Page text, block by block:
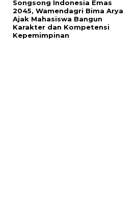
Songsong Indonesia Emas
2045, Wamendagri Bima Arya
Ajak Mahasiswa Bangun
Karakter dan Kompetensi
Kepemimpinan